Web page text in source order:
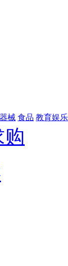
械 食品 教育娱乐